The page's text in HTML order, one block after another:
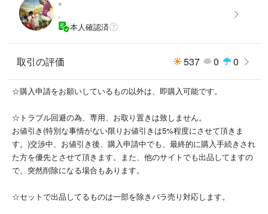
。
本人確認済
取引の評価 537 0 0
☆購入申請をお願いしているもの以外は、即購入可能です。
☆トラブル回避の為、専用、お取り置きは致しません。
お値引き(特別な事情がない限りお値引きは5%程度にさせて頂きま
す。)交渉中、お値引き後、購入申請中でも、最終的に購入手続きされ
た方を優先とさせて頂きます。また、他のサイトでも出品してますの
で、突然削除になる場合もあります。
☆セットで出品してるものは一部を除きバラ売り対応します。